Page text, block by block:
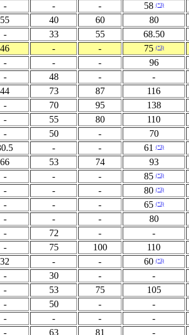
- - - 58(*3)
55 40 60 80
- 33 55 68.50
46 - - 75(*3)
- - - 96
- 48 - -
44 73 87 116
- 70 95 138
- 55 80 110
- 50 - 70
- - 61(*3)
66 53 74 93
- - - 85(*3)
- - - 80(*3)
- - - 65(*3)
- - - 80
- 72 - -
- 75 100 110
32 - - 60(*3)
- 30 - -
- 53 75 105
- 50 - -
- - - -
- 63 81 -